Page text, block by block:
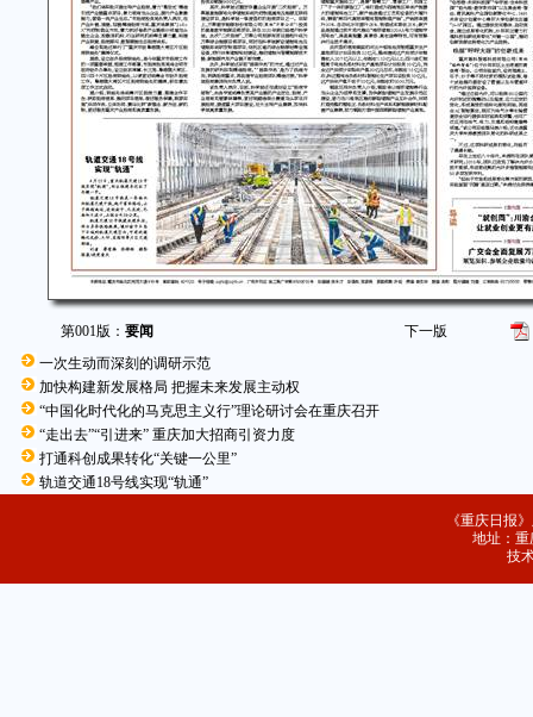
第001版：要闻
下一版
一次生动而深刻的调研示范
加快构建新发展格局 把握未来发展主动权
“中国化时代化的马克思主义行”理论研讨会在重庆召开
“走出去”“引进来” 重庆加大招商引资力度
打通科创成果转化“关键一公里”
轨道交通18号线实现“轨通”
《重庆日报
地址：重
技